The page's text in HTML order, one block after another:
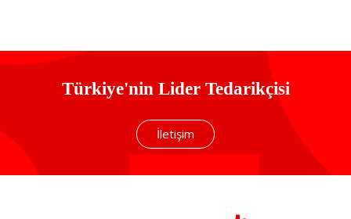
Türkiye'nin Lider Tedarikçisi
İletişim